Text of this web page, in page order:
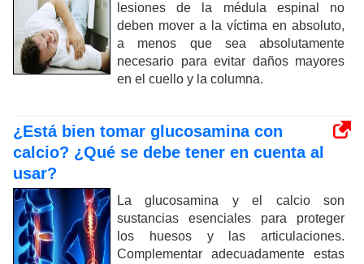
lesiones de la médula espinal no
deben mover a la víctima en absoluto,
a menos que sea absolutamente
necesario para evitar daños mayores
en el cuello y la columna.
¿Está bien tomar glucosamina con
calcio? ¿Qué se debe tener en cuenta al
usar?
La glucosamina y el calcio son
sustancias esenciales para proteger
los huesos y las articulaciones.
Complementar adecuadamente estas